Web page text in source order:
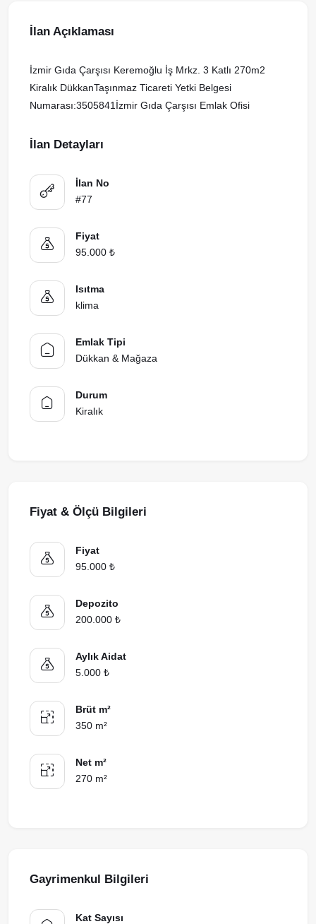
İlan Açıklaması
İzmir Gıda Çarşısı Keremoğlu İş Mrkz. 3 Katlı 270m2
Kiralık DükkanTaşınmaz Ticareti Yetki Belgesi
Numarası:3505841İzmir Gıda Çarşısı Emlak Ofisi
İlan Detayları
İlan No
#77
Fiyat
95.000 ₺
Isıtma
klima
Emlak Tipi
Dükkan & Mağaza
Durum
Kiralık
Fiyat & Ölçü Bilgileri
Fiyat
95.000 ₺
Depozito
200.000 ₺
Aylık Aidat
5.000 ₺
Brüt m²
350 m²
Net m²
270 m²
Gayrimenkul Bilgileri
Kat Sayısı